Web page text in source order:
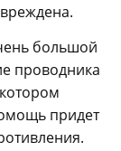
большой
проводника
придет